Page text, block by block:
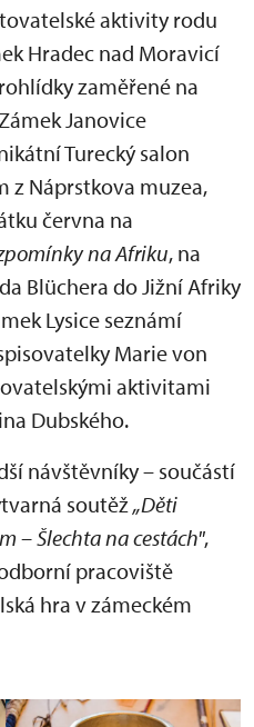
aktivity rodu
Hradec nad Moravicí
zaměřené na
Janovice
Turecký salon
z Náprstkova muzea,
června na
na Afriku, na
Blüchera do Jižní Afriky
Lysice seznámí
Marie von
aktivitami
Dubského.
návštěvníky – součástí
soutěž„Děti
– Šlechta na cestách",
pracoviště
hra v zámeckém